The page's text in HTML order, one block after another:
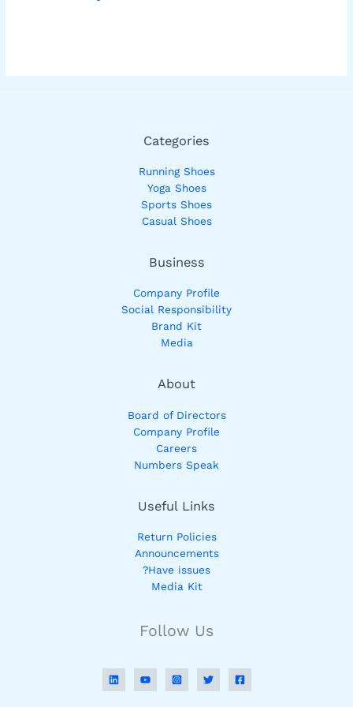
Categories
Running Shoes
Yoga Shoes
Sports Shoes
Casual Shoes
Business
Company Profile
Social Responsibility
Brand Kit
Media
About
Board of Directors
Company Profile
Careers
Numbers Speak
Useful Links
Return Policies
Announcements
Have issues?
Media Kit
Follow Us